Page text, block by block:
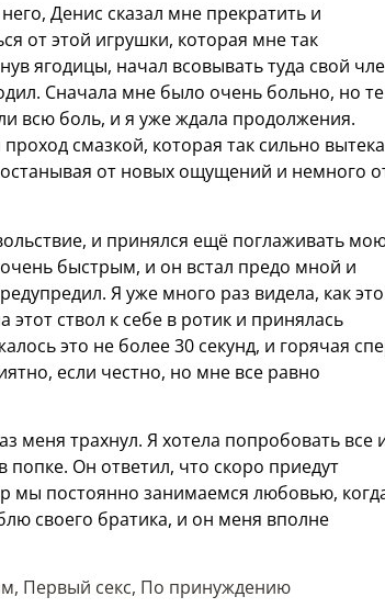
Денис сказал мне прекратить и
от этой игрушки, которая мне так
ягодицы, начал всовывать туда свой
Сначала мне было очень больно, но те
всю боль, и я уже ждала продолжения.
смазкой, которая так сильно
от новых ощущений и немного
и принялся ещё поглаживать
быстрым, и он встал предо мной и
Я уже много раз видела, как это
ствол к себе в ротик и принялась
это не более 30 секунд, и горячая
если честно, но мне все равно
меня трахнул. Я хотела попробовать все
Он ответил, что скоро приедут
мы постоянно занимаемся любовью,
своего братика, и он меня вполне
, Первый секс, По принуждению